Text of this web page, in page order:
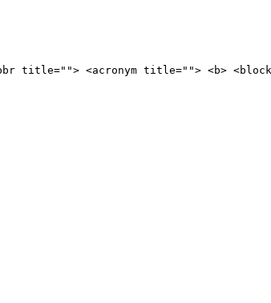
title=""> <acronym title=""> <b>